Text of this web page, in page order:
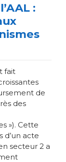
:
fait
de
des
»). Cette
d’un acte
secteur 2 a